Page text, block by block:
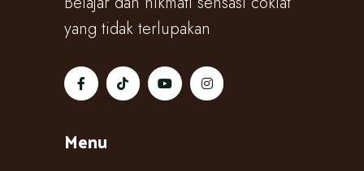
yang tidak terlupakan
Menu